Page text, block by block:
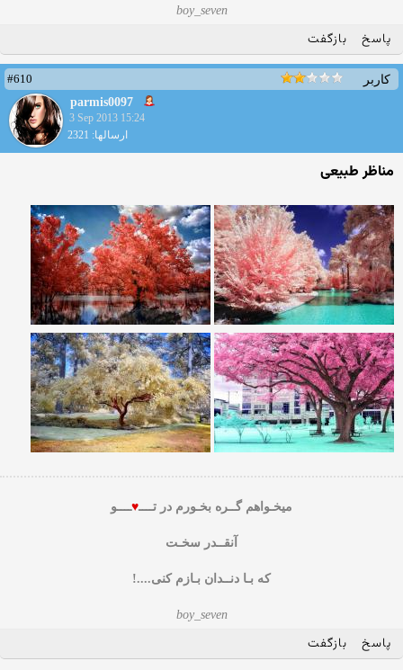
boy_seven
پاسخ بازگفت
کاربر
#610
parmis0097
3 Sep 2013 15:24
ارسالها: 2321
مناظر طبیعی
میخـواهم گــره بخـورم در تــــ♥ــــو
آنقــدر سخـت
که بـا دنــدان بـازم کنی....!
boy_seven
پاسخ بازگفت